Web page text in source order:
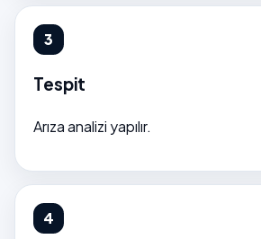
Tespit
Arıza analizi yapılır.